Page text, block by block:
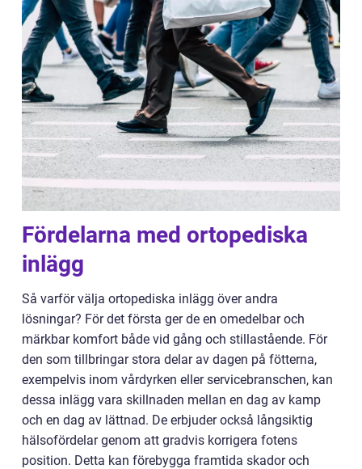
Fördelarna med ortopediska
inlägg
Så varför välja ortopediska inlägg över andra
lösningar? För det första ger de en omedelbar och
märkbar komfort både vid gång och stillastående. För
den som tillbringar stora delar av dagen på fötterna,
exempelvis inom vårdyrken eller servicebranschen, kan
dessa inlägg vara skillnaden mellan en dag av kamp
och en dag av lättnad. De erbjuder också långsiktig
hälsofördelar genom att gradvis korrigera fotens
position. Detta kan förebygga framtida skador och